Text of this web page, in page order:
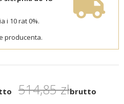
i 10 rat 0%.
producenta.
514,85 złbrutto